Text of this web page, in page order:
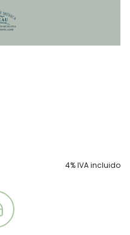
4% IVA incluido